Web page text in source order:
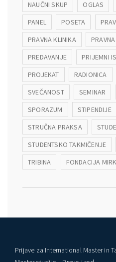
NAUČNI SKUP
OGLAS
PANEL
POSETA
PRAVNA KLINIKA
PREDAVANJE
PRIJEMNI
PROJEKAT
RADIONICA
SVEČANOST
SEMINAR
SPORAZUM
STIPENDIJE
STRUČNA PRAKSA
STUDENTSKO TAKMIČENJE
TRIBINA
FONDACIJA
Prijave za International Master in